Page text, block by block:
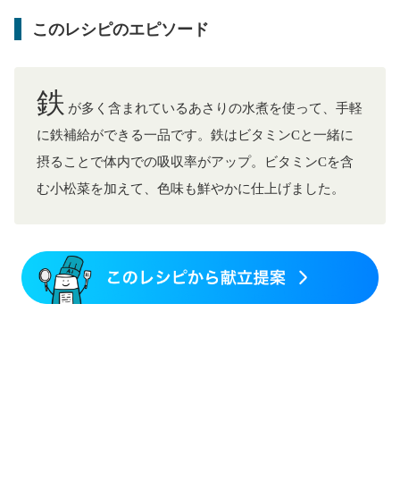
妊婦健診・体重増加が気になる（初期）
妊娠糖尿病(初期)
産後（ミルク）
骨折 骨粗しょう症
関節リウマチ
ニキビ・肌荒れ
妊活中 更年期
このレシピのエピソード
鉄 が多く含まれているあさりの水煮を使って、手軽
に鉄補給ができる一品です。鉄はビタミンCと一緒に
摂ることで体内での吸収率がアップ。ビタミンCを含
む小松菜を加えて、色味も鮮やかに仕上げました。